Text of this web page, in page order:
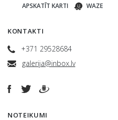
APSKATĪT KARTI WAZE
KONTAKTI
+371 29528684
galerija@inbox.lv
NOTEIKUMI